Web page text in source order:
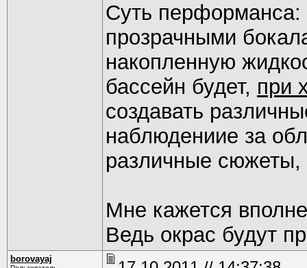
Суть перформанса:
прозрачными
накопленную
бассейн будет, при
создавать
наблюдениие за
различные сюжеты,
Мне кажется
Ведь окрас будут
borovayaj